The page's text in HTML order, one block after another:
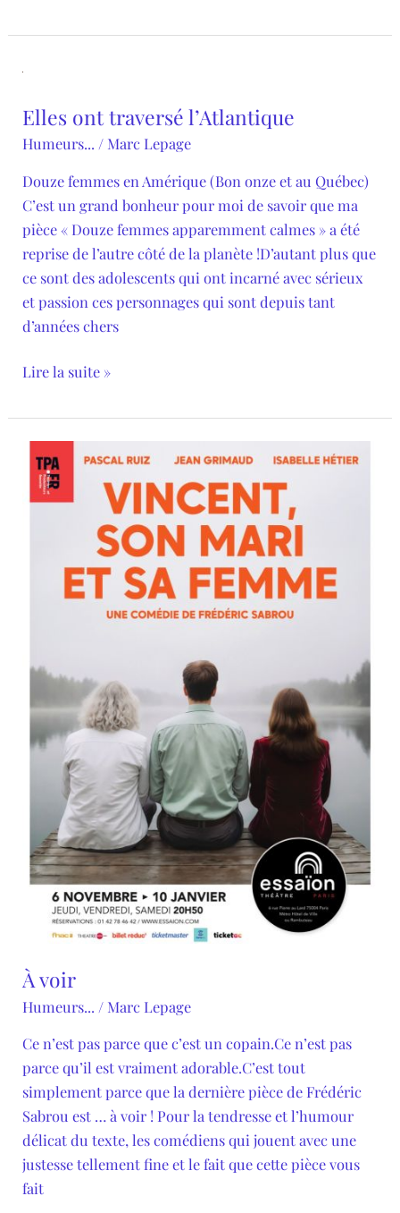
Elles ont traversé l’Atlantique
Humeurs... / Marc Lepage
Douze femmes en Amérique (Bon onze et au Québec)
C’est un grand bonheur pour moi de savoir que ma
pièce « Douze femmes apparemment calmes » a été
reprise de l’autre côté de la planète !D’autant plus que
ce sont des adolescents qui ont incarné avec sérieux
et passion ces personnages qui sont depuis tant
d’années chers
Elles
traversé
l’Atlantique
Lire la suite »
À voir
Humeurs... / Marc Lepage
Ce n’est pas parce que c’est un copain.Ce n’est pas
parce qu’il est vraiment adorable.C’est tout
simplement parce que la dernière pièce de Frédéric
Sabrou est … à voir ! Pour la tendresse et l’humour
délicat du texte, les comédiens qui jouent avec une
justesse tellement fine et le fait que cette pièce vous
fait
voir